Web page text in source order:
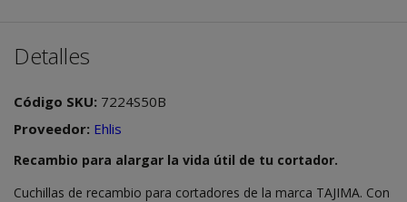
Detalles
Código SKU: 7224S50B
Proveedor: Ehlis
Recambio para alargar la vida útil de tu cortador.
Cuchillas de recambio para cortadores de la marca TAJIMA. Con